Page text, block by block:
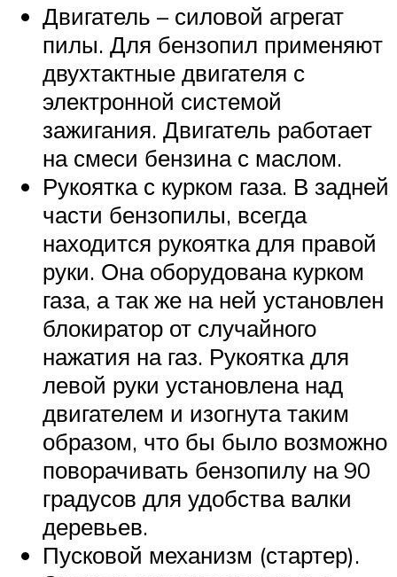
Двигатель – силовой агрегат
пилы. Для бензопил применяют
двухтактные двигателя с
электронной системой
зажигания. Двигатель работает
на смеси бензина с маслом.
Рукоятка с курком газа. В задней
части бензопилы, всегда
находится рукоятка для правой
руки. Она оборудована курком
газа, а так же на ней установлен
блокиратор от случайного
нажатия на газ. Рукоятка для
левой руки установлена над
двигателем и изогнута таким
образом, что бы было возможно
поворачивать бензопилу на 90
градусов для удобства валки
деревьев.
Пусковой механизм (стартер).